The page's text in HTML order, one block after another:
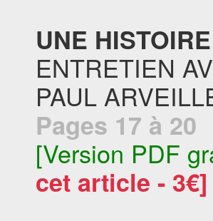
UNE
ENTRETIEN
PAUL
Pages 17 à 20
[Version PDF
cet article - 3€]